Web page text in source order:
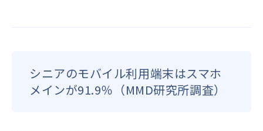
シニアのモバイル利用端末はスマホ
メインが91.9％（MMD研究所調査）